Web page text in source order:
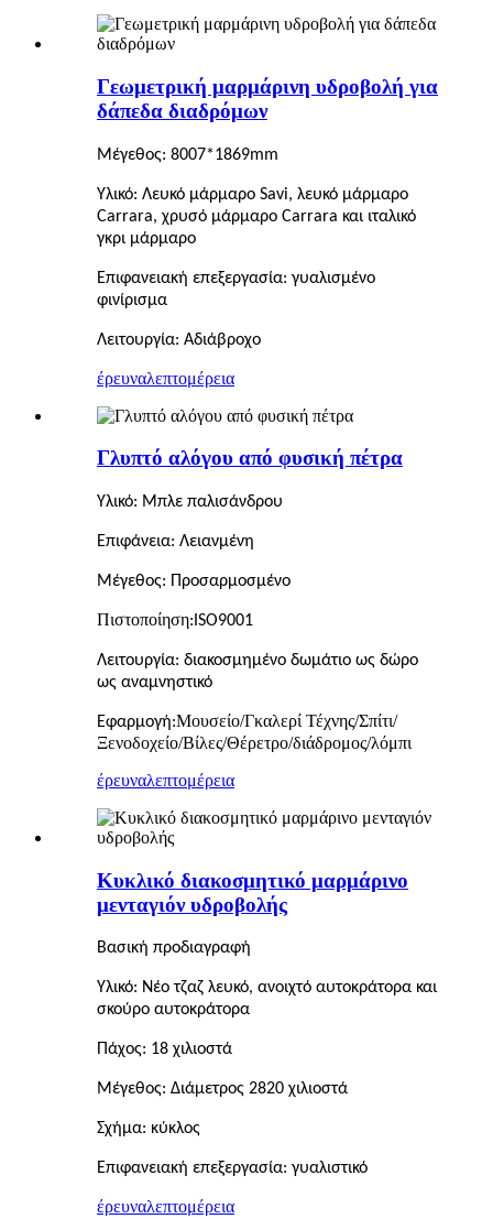
Γεωμετρική μαρμάρινη υδροβολή για
δάπεδα διαδρόμων
Μέγεθος: 8007*1869mm
Υλικό: Λευκό μάρμαρο Savi, λευκό μάρμαρο
Carrara, χρυσό μάρμαρο Carrara και ιταλικό
γκρι μάρμαρο
Επιφανειακή επεξεργασία: γυαλισμένο
φινίρισμα
Λειτουργία: Αδιάβροχο
έρευναλεπτομέρεια
Γλυπτό αλόγου από φυσική πέτρα
Υλικό: Μπλε παλισάνδρου
Επιφάνεια: Λειανμένη
Μέγεθος: Προσαρμοσμένο
Πιστοποίηση:ISO9001
Λειτουργία: διακοσμημένο δωμάτιο ως δώρο
ως αναμνηστικό
Εφαρμογή:Μουσείο/Γκαλερί Τέχνης/Σπίτι/
Ξενοδοχείο/Βίλες/Θέρετρο/διάδρομος/λόμπι
έρευναλεπτομέρεια
Κυκλικό διακοσμητικό μαρμάρινο
μενταγιόν υδροβολής
Βασική προδιαγραφή
Υλικό: Νέο τζαζ λευκό, ανοιχτό αυτοκράτορα και
σκούρο αυτοκράτορα
Πάχος: 18 χιλιοστά
Μέγεθος: Διάμετρος 2820 χιλιοστά
Σχήμα: κύκλος
Επιφανειακή επεξεργασία: γυαλιστικό
έρευναλεπτομέρεια